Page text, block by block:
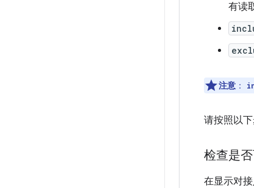
有读
注意 ：
请按照以下
检查是
在显示对